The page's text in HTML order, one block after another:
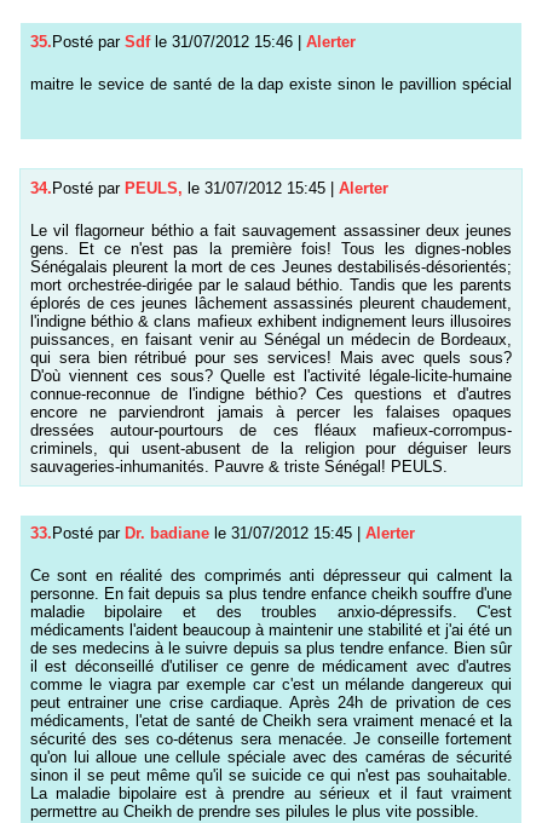
35. Posté par Sdf le 31/07/2012 15:46 Alerter
maitre le sevice de santé de la dap existe sinon le pavillion spécial
34.Posté par PEULS, le 31/07/2012 15:45 | Alerter
Le vil flagorneur béthio a fait sauvagement assassiner deux jeunes
gens. Et ce n'est pas la première fois! Tous les dignes-nobles
Sénégalais pleurent la mort de ces Jeunes destabilisés-désorientés;
mort orchestrée-dirigée par le salaud béthio. Tandis que les parents
éplorés de ces jeunes lâchement assassinés pleurent chaudement,
l'indigne béthio & clans mafieux exhibent indignement leurs illusoires
puissances, en faisant venir au Sénégal un médecin de Bordeaux,
qui sera bien rétribué pour ses services! Mais avec quels sous?
D'où viennent ces sous? Quelle est l'activité légale-licite-humaine
connue-reconnue de l'indigne béthio? Ces questions et d'autres
encore ne parviendront jamais à percer les falaises opaques
dressées autour-pourtours de ces fléaux mafieux-corrompus-
criminels, qui usent-abusent de la religion pour déguiser leurs
sauvageries-inhumanités. Pauvre & triste Sénégal! PEULS.
33. Posté par Dr. badiane le 31/07/2012 15:45 Alerter
Ce sont en réalité des comprimés anti dépresseur qui calment la
personne. En fait depuis sa plus tendre enfance cheikh souffre d'une
maladie bipolaire et des troubles anxio-dépressifs. C'est
médicaments l'aident beaucoup à maintenir une stabilité et j'ai été un
de ses medecins à le suivre depuis sa plus tendre enfance. Bien sûr
il est déconseillé d'utiliser ce genre de médicament avec d'autres
comme le viagra par exemple car c'est un mélande dangereux qui
peut entrainer une crise cardiaque. Après 24h de privation de ces
médicaments, l'etat de santé de Cheikh sera vraiment menacé et la
sécurité des ses co-détenus sera menacée. Je conseille fortement
qu'on lui alloue une cellule spéciale avec des caméras de sécurité
sinon il se peut même qu'il se suicide ce qui n'est pas souhaitable.
La maladie bipolaire est à prendre au sérieux et il faut vraiment
permettre au Cheikh de prendre ses pilules le plus vite possible.